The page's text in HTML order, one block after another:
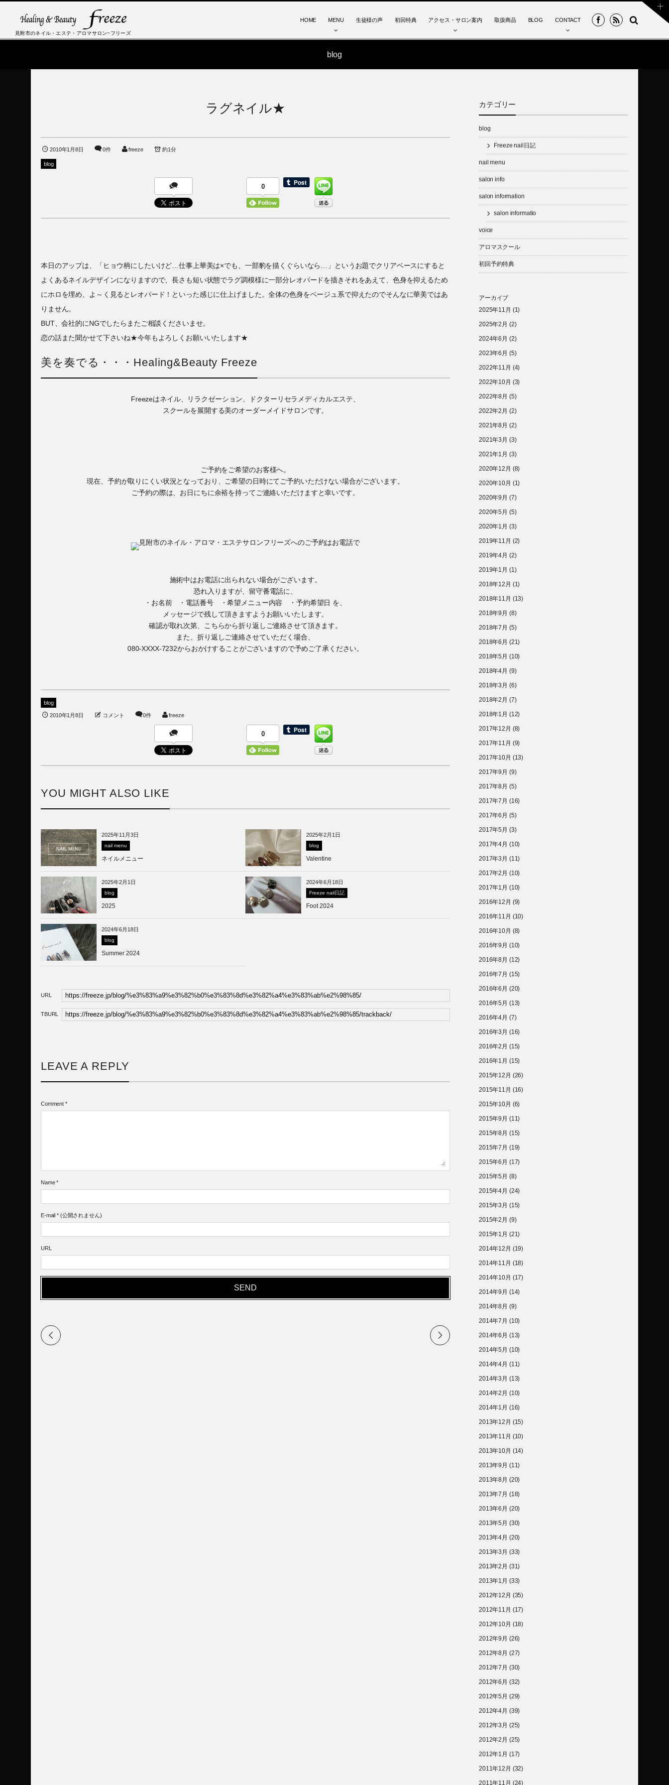
見附市のネイル・エステ・アロマサロン~フリーズ
HOME MENU 生徒様の声 初回特典 アクセス・サロン案内 取扱商品 BLOG CONTACT
blog
ラグネイル★
2010年1月8日 0件 freeze 約1分
blog
0
本日のアップは、「ヒョウ柄にしたいけど…仕事上華美は×でも、一部豹を描くぐらいなら…」というお題でクリアベースにすると
よくあるネイルデザインになりますので、長さも短い状態でラグ調模様に一部分レオパードを描きそれをあえて、色身を抑えるため
にホロを埋め、よ～く見るとレオパード！といった感じに仕上げました。全体の色身をベージュ系で抑えたのでそんなに華美ではあ
りません。
BUT、会社的にNGでしたらまたご相談くださいませ。
恋の話また聞かせて下さいね★今年もよろしくお願いいたします★
美を奏でる・・・Healing&Beauty Freeze
Freezeはネイル、リラクゼーション、ドクターリセラメディカルエステ、
スクールを展開する美のオーダーメイドサロンです。
ご予約をご希望のお客様へ。
現在、予約が取りにくい状況となっており、ご希望の日時にてご予約いただけない場合がございます。
ご予約の際は、お日にちに余裕を持ってご連絡いただけますと幸いです。
施術中はお電話に出られない場合がございます。
恐れ入りますが、留守番電話に、
・お名前 ・電話番号 ・希望メニュー内容 ・予約希望日 を、
メッセージで残して頂きますようお願いいたします。
確認が取れ次第、こちらから折り返しご連絡させて頂きます。
また、折り返しご連絡させていただく場合、
080-XXXX-7232からおかけすることがございますので予めご了承ください。
blog
2010年1月8日 コメント 0件 freeze
0
YOU MIGHT ALSO LIKE
2025年11月3日
nail menu
ネイルメニュー
2025年2月1日
blog
Valentine
2025年2月1日
blog
2025
2024年6月18日
Freeze nail日記
Foot 2024
2024年6月18日
blog
Summer 2024
URL
TBURL
LEAVE A REPLY
Comment *
Name *
E-mail *(公開されません)
URL
カテゴリー
blog
Freeze nail日記
nail menu
salon info
salon information
salon informatio
voice
アロマスクール
初回予約特典
アーカイブ
2025年11月 (1)
2025年2月 (2)
2024年6月 (2)
2023年6月 (5)
2022年11月 (4)
2022年10月 (3)
2022年8月 (5)
2022年2月 (2)
2021年8月 (2)
2021年3月 (3)
2021年1月 (3)
2020年12月 (8)
2020年10月 (1)
2020年9月 (7)
2020年5月 (5)
2020年1月 (3)
2019年11月 (2)
2019年4月 (2)
2019年1月 (1)
2018年12月 (1)
2018年11月 (13)
2018年9月 (8)
2018年7月 (5)
2018年6月 (21)
2018年5月 (10)
2018年4月 (9)
2018年3月 (6)
2018年2月 (7)
2018年1月 (12)
2017年12月 (8)
2017年11月 (9)
2017年10月 (13)
2017年9月 (9)
2017年8月 (5)
2017年7月 (16)
2017年6月 (5)
2017年5月 (3)
2017年4月 (10)
2017年3月 (11)
2017年2月 (10)
2017年1月 (10)
2016年12月 (9)
2016年11月 (10)
2016年10月 (8)
2016年9月 (10)
2016年8月 (12)
2016年7月 (15)
2016年6月 (20)
2016年5月 (13)
2016年4月 (7)
2016年3月 (16)
2016年2月 (15)
2016年1月 (15)
2015年12月 (26)
2015年11月 (16)
2015年10月 (6)
2015年9月 (11)
2015年8月 (15)
2015年7月 (19)
2015年6月 (17)
2015年5月 (8)
2015年4月 (24)
2015年3月 (15)
2015年2月 (9)
2015年1月 (21)
2014年12月 (19)
2014年11月 (18)
2014年10月 (17)
2014年9月 (14)
2014年8月 (9)
2014年7月 (10)
2014年6月 (13)
2014年5月 (10)
2014年4月 (11)
2014年3月 (13)
2014年2月 (10)
2014年1月 (16)
2013年12月 (15)
2013年11月 (10)
2013年10月 (14)
2013年9月 (11)
2013年8月 (20)
2013年7月 (18)
2013年6月 (20)
2013年5月 (30)
2013年4月 (20)
2013年3月 (33)
2013年2月 (31)
2013年1月 (33)
2012年12月 (35)
2012年11月 (17)
2012年10月 (18)
2012年9月 (26)
2012年8月 (27)
2012年7月 (30)
2012年6月 (32)
2012年5月 (29)
2012年4月 (39)
2012年3月 (25)
2012年2月 (25)
2012年1月 (17)
2011年12月 (32)
2011年11月 (24)